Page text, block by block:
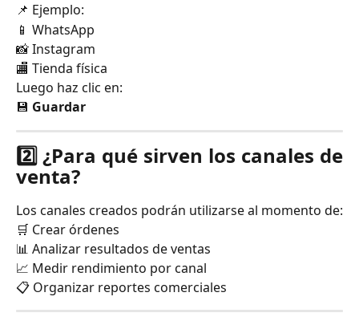
📌 Ejemplo:
📱 WhatsApp
📸 Instagram
🏬 Tienda física
Luego haz clic en:
💾 Guardar
2️⃣ ¿Para qué sirven los canales de
venta?
Los canales creados podrán utilizarse al momento de:
🛒 Crear órdenes
📊 Analizar resultados de ventas
📈 Medir rendimiento por canal
📋 Organizar reportes comerciales